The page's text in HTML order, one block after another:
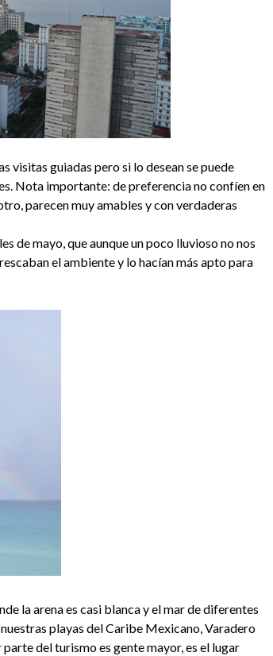
visitas guiadas pero si lo desean se puede
Nota importante: de preferencia no confíen en
parecen muy amables y con verdaderas
de mayo, que aunque un poco lluvioso no nos
el ambiente y lo hacían más apto para
la arena es casi blanca y el mar de diferentes
playas del Caribe Mexicano, Varadero
del turismo es gente mayor, es el lugar